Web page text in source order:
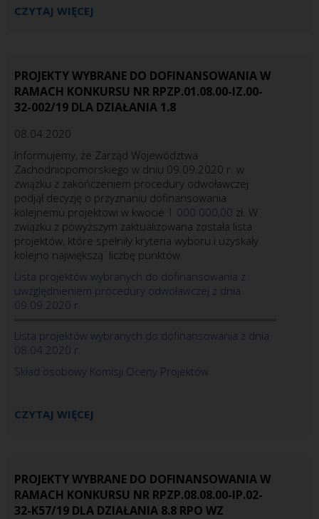
CZYTAJ WIĘCEJ
PROJEKTY WYBRANE DO DOFINANSOWANIA W
RAMACH KONKURSU NR RPZP.01.08.00-IZ.00-
32-002/19 DLA DZIAŁANIA 1.8
08.04.2020
Informujemy, że Zarząd Województwa
Zachodniopomorskiego w dniu 09.09.2020 r. w
związku z zakończeniem procedury odwoławczej
podjął decyzję o przyznaniu dofinansowania
kolejnemu projektowi w kwocie 1 000 000,00 zł. W
związku z powyższym zaktualizowana została lista
projektów, które spełniły kryteria wyboru i uzyskały
kolejno największą liczbę punktów.
Lista projektów wybranych do dofinansowania z
uwzględnieniem procedury odwoławczej z dnia
09.09.2020 r.
Lista projektów wybranych do dofinansowania z dnia
08.04.2020 r.
Skład osobowy Komisji Oceny Projektów
CZYTAJ WIĘCEJ
PROJEKTY WYBRANE DO DOFINANSOWANIA W
RAMACH KONKURSU NR RPZP.08.08.00-IP.02-
32-K57/19 DLA DZIAŁANIA 8.8 RPO WZ